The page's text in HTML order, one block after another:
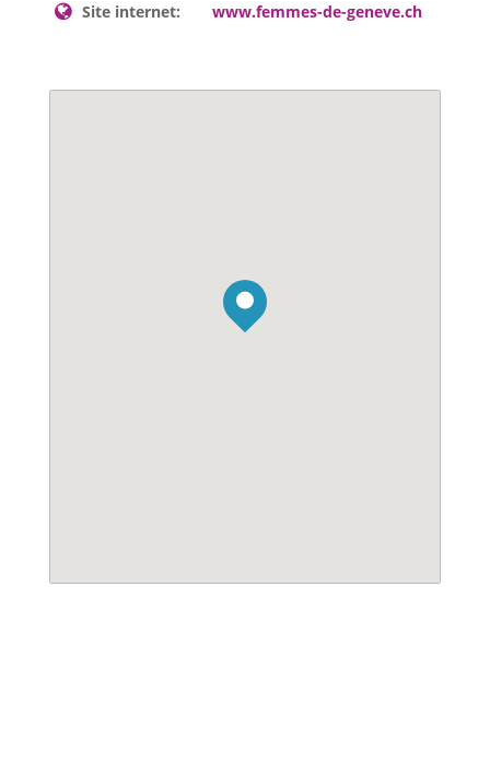
Site internet: www.femmes-de-geneve.ch